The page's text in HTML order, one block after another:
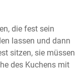
die fest sein
lassen und dann
sitzen, sie müssen
des Kuchens mit